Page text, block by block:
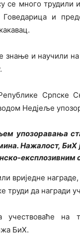
много трудили
и
знање и научили
Српске
Недјеље
упозоравања
Нажалост, БиХ
експлозивним
вриједне
да награди
учествоваће
БиХ.